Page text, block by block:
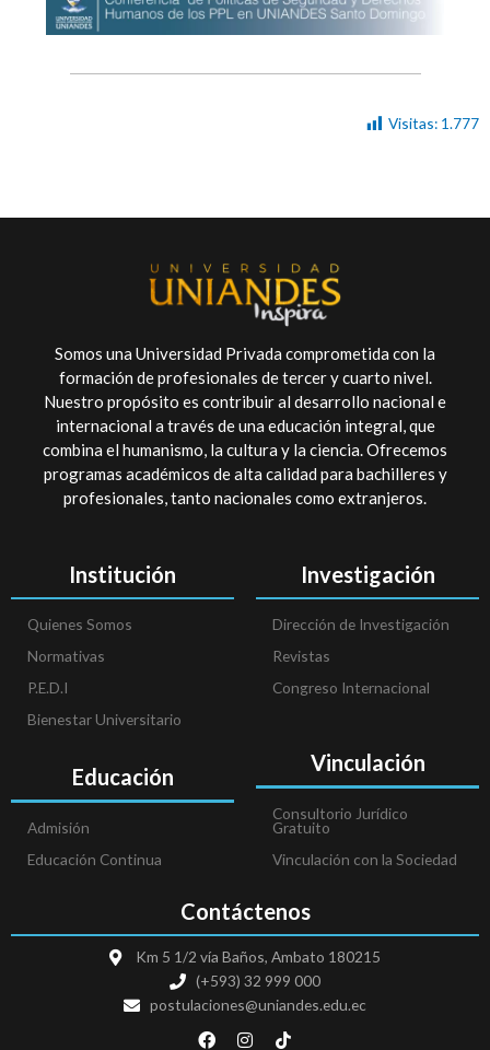
Visitas: 1.777
Somos una Universidad Privada comprometida con la
formación de profesionales de tercer y cuarto nivel.
Nuestro propósito es contribuir al desarrollo nacional e
internacional a través de una educación integral, que
combina el humanismo, la cultura y la ciencia. Ofrecemos
programas académicos de alta calidad para bachilleres y
profesionales, tanto nacionales como extranjeros.
Institución
Quienes Somos
Normativas
P.E.D.I
Bienestar Universitario
Educación
Admisión
Educación Continua
Investigación
Dirección de Investigación
Revistas
Congreso Internacional
Vinculación
Consultorio Jurídico
Gratuito
Vinculación con la Sociedad
Contáctenos
Km 5 1/2 vía Baños, Ambato 180215
(+593) 32 999 000
postulaciones@uniandes.edu.ec
F
I
T